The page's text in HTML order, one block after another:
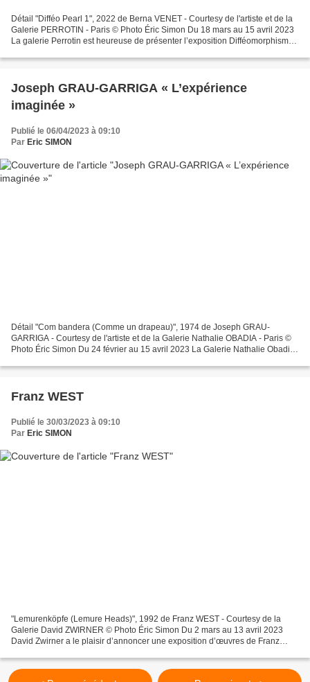
Détail "Difféo Pearl 1", 2022 de Berna VENET - Courtesy de l'artiste et de la
Galerie PERROTIN - Paris © Photo Éric Simon Du 18 mars au 15 avril 2023
La galerie Perrotin est heureuse de présenter l’exposition Difféomorphisme
Joseph GRAU-GARRIGA « L’expérience
imaginée »
Publié le 06/04/2023 à 09:10
Par Eric SIMON
Détail "Com bandera (Comme un drapeau)", 1974 de Joseph GRAU-
GARRIGA - Courtesy de l'artiste et de la Galerie Nathalie OBADIA - Paris ©
Photo Éric Simon Du 24 février au 15 avril 2023 La Galerie Nathalie Obadia
Franz WEST
Publié le 30/03/2023 à 09:10
Par Eric SIMON
"Lemurenköpfe (Lemure Heads)", 1992 de Franz WEST - Courtesy de la
Galerie David ZWIRNER © Photo Éric Simon Du 2 mars au 13 avril 2023
David Zwirner a le plaisir d’annoncer une exposition d’œuvres de Franz